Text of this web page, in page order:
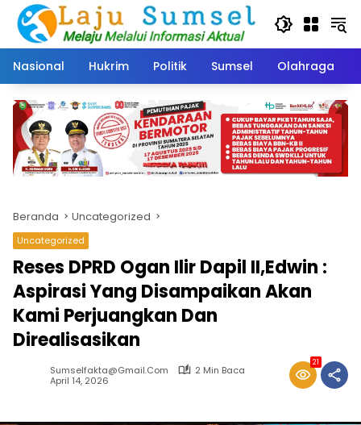
Langsung
konten
Nasional
Hukrim Politik Sumsel Olahraga
Beranda Uncategorized
Uncategorized
Reses DPRD Ogan Ilir Dapil II,Edwin :
Aspirasi Yang Disampaikan Akan
Kami Perjuangkan Dan
Direalisasikan
Sumselfakta@gmail.com
2 Min Baca
April 14, 2026
21